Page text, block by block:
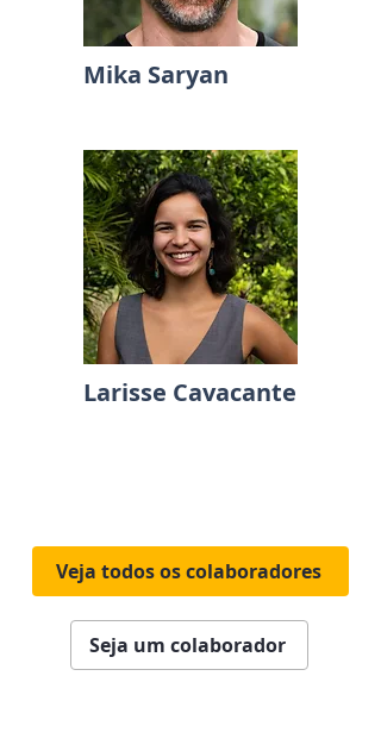
Mika Saryan
Larisse Cavacante
Veja todos os colaboradores
Seja um colaborador